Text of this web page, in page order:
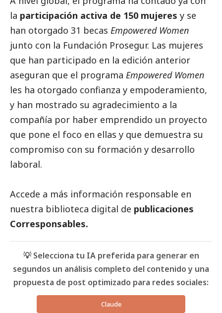
la participación activa de 150 mujeres y se
han otorgado 31 becas Empowered Women
junto con la Fundación Prosegur. Las mujeres
que han participado en la edición anterior
aseguran que el programa Empowered Women
les ha otorgado confianza y empoderamiento,
y han mostrado su agradecimiento a la
compañía por haber emprendido un proyecto
que pone el foco en ellas y que demuestra su
compromiso con su formación y desarrollo
laboral.
Accede a más información responsable en
nuestra biblioteca digital de publicaciones
Corresponsables.
💡 Selecciona tu IA preferida para generar en
segundos un análisis completo del contenido y una
propuesta de post optimizado para redes sociales:
Claude